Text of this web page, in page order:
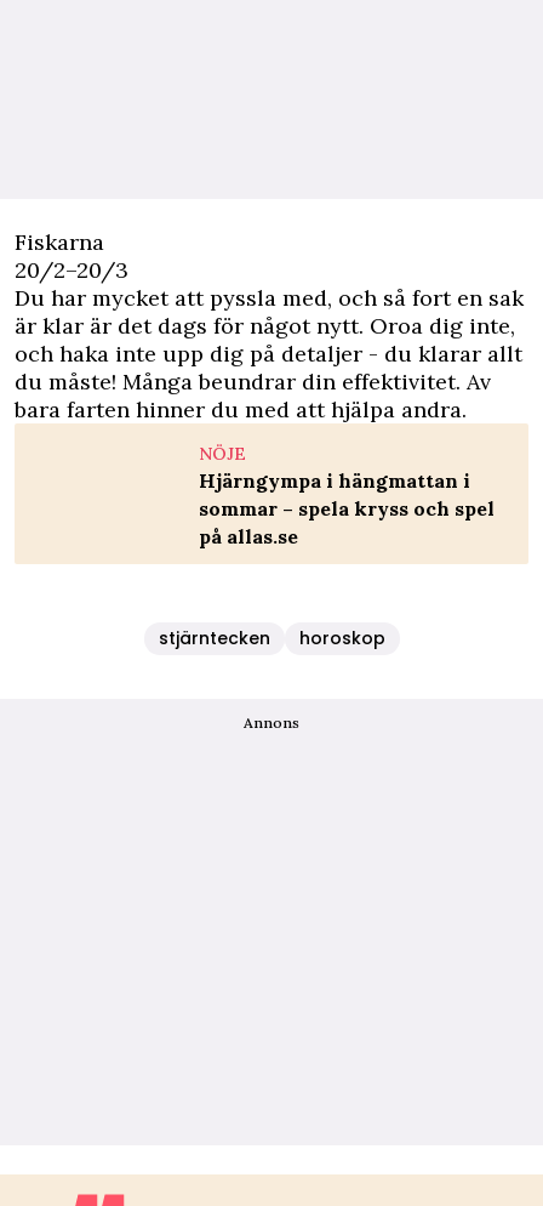
Fiskarna
20/2–20/3
Du har mycket att pyssla med, och så fort en sak
är klar är det dags för något nytt. Oroa dig inte,
och haka inte upp dig på detaljer - du klarar allt
du måste! Många beundrar din effektivitet. Av
bara farten hinner du med att hjälpa andra.
NÖJE
Hjärngympa i hängmattan i
sommar – spela kryss och spel
på allas.se
stjärntecken horoskop
Annons